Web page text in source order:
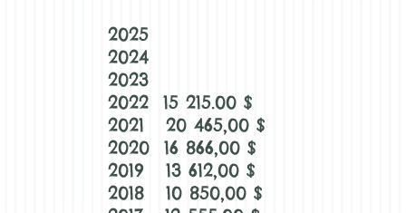
2025
2024
2023
2022 15 215.00 $
2021 20 465,00 $
2020 16 866,00 $
2019 13 612,00 $
2018 10 850,00 $